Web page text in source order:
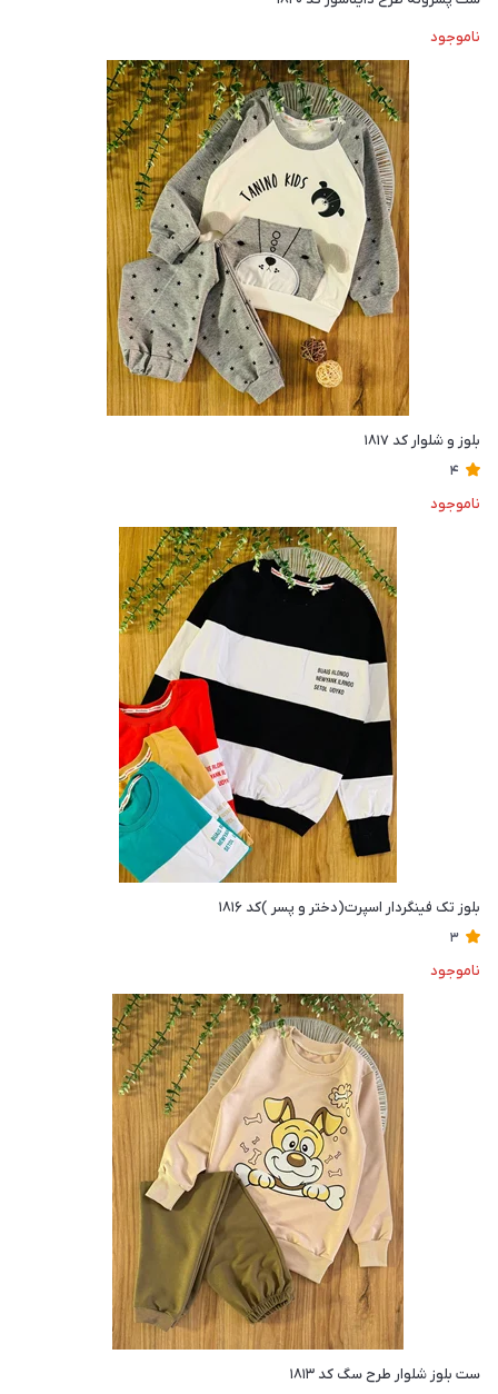
ناموجود
بلوز و شلوار کد ۱۸۱۷
4
ناموجود
بلوز تک فینگردار اسپرت(دختر و پسر )کد ۱۸۱۶
3
ناموجود
ست بلوز شلوار طرح سگ کد ۱۸۱۳